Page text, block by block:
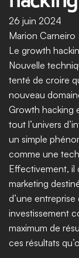
26 juin 2024
Marion Carneiro
Le growth
Nouvelle
tenté de croire
nouveau
Growth hacking
tout l’univers
un simple
comme une
Effectivement, il
marketing
d’une
investissement
maximum de
ces résultats